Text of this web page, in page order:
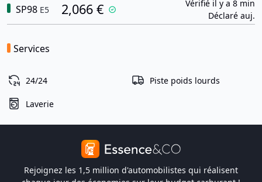
SP98 E5 2,066 €
Vérifié il y a 8 min
Déclaré auj.
Services
24/24 Piste poids lourds
Laverie
Rejoignez les 1,5 million d'automobilistes qui réalisent